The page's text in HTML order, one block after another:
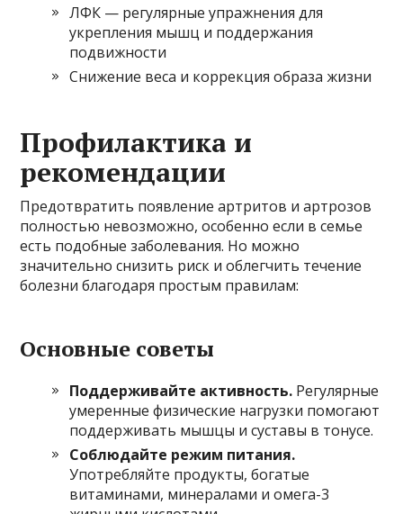
ЛФК — регулярные упражнения для
укрепления мышц и поддержания
подвижности
Снижение веса и коррекция образа жизни
Профилактика и
рекомендации
Предотвратить появление артритов и артрозов
полностью невозможно, особенно если в семье
есть подобные заболевания. Но можно
значительно снизить риск и облегчить течение
болезни благодаря простым правилам:
Основные советы
Поддерживайте активность. Регулярные
умеренные физические нагрузки помогают
поддерживать мышцы и суставы в тонусе.
Соблюдайте режим питания.
Употребляйте продукты, богатые
витаминами, минералами и омега-3